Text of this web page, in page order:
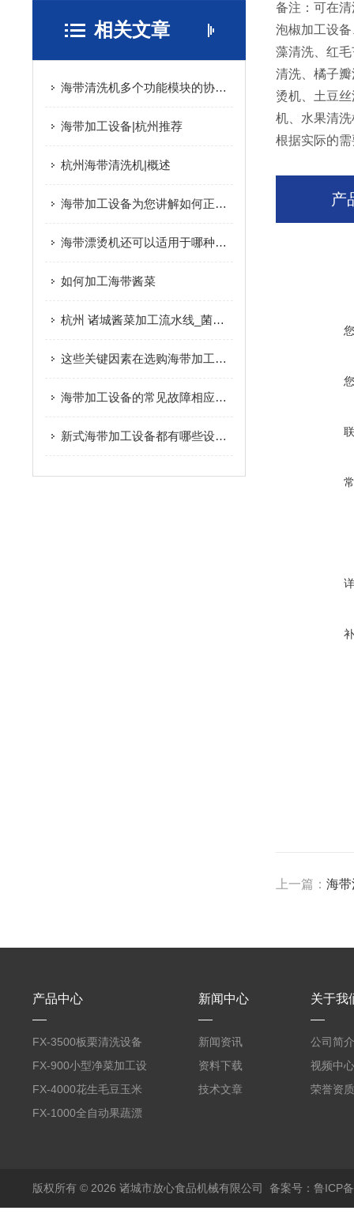
相关文章
海带清洗机多个功能模块的协同优化与食品级安全设计分享
海带加工设备|杭州推荐
杭州海带清洗机|概述
海带加工设备为您讲解如何正确清洗海带
海带漂烫机还可以适用于哪种果蔬的加工使用
如何加工海带酱菜
杭州 诸城酱菜加工流水线_菌菇/海带加工设备|概述
这些关键因素在选购海带加工设备时要多加注意
海带加工设备的常见故障相应解决方法分享
新式海带加工设备都有哪些设备组成？
备注：可在
泡椒加工设
藻清洗、红
清洗、橘子
烫机、土豆
机、水果清
根据实际的
产
上一篇：海
产品中心
FX-3500板栗清洗设备
全自动气泡清洗机
FX-900小型净菜加工设
备野菜清洗机
FX-4000花生毛豆玉米
蒸煮漂烫机
FX-1000全自动果蔬漂
新闻中心
新闻资讯
资料下载
技术文章
关于我
公司简介
视频中心
荣誉资质
版权所有 © 2026 诸城市放心食品机械有限公司 备案号：鲁ICP